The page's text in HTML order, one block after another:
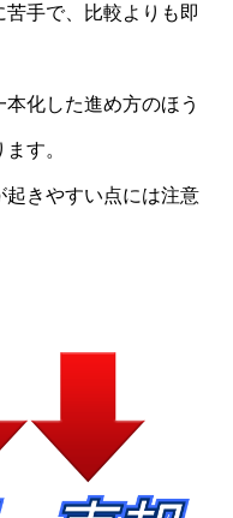
手で、比較よりも即
化した進め方のほう
す。
起きやすい点には注意